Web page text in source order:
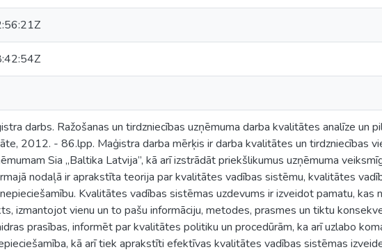
darbs. Ražošanas un tirdzniecības uzņēmuma darba kvalitātes analīze un
2012. - 86.lpp. Maģistra darba mērķis ir darba kvalitātes un tirdzniecības
Sia „Baltika Latvija”, kā arī izstrādāt priekšlikumus uzņēmuma
nodaļā ir aprakstīta teorija par kvalitātes vadības sistēmu, kvalitātes
Kvalitātes vadības sistēmas uzdevums ir izveidot pamatu, kas
izmantojot vienu un to pašu informāciju, metodes, prasmes un tiktu
prasības, informēt par kvalitātes politiku un procedūrām, ka arī uzlabo
kā arī tiek aprakstīti efektīvas kvalitātes vadības sistēmas